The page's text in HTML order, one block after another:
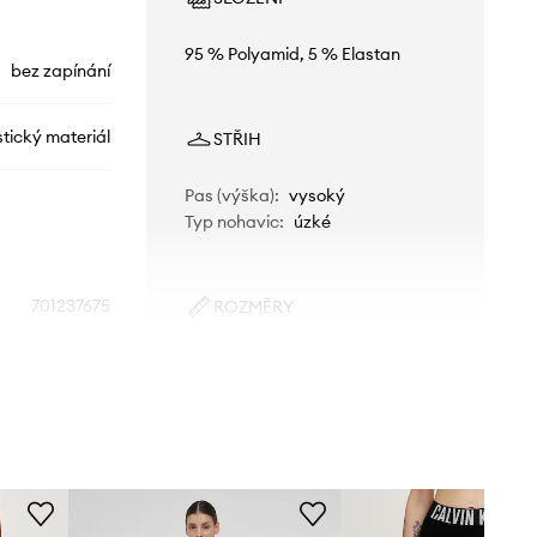
bez zapínání
materiál
701237675
95 % Polyamid, 5 % Elastan
STŘIH
Pas (výška): vysoký
Typ nohavic: úzké
ROZMĚRY
Tabulka velikosti